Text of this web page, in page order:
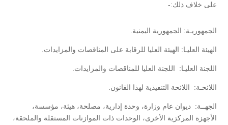
على خلاف ذلك:-
الجمهوريـة: الجمهورية اليمنية.
الهيئة العليـا: الهيئة العليا للرقابة على المناقصات والمزايدات.
اللجنة العليـا: اللجنة العليا للمناقصات والمزايدات.
اللائحـة: اللائحة التنفيذية لهذا القانون.
الجهــة: ديوان عام وزارة، وحدة إدارية، مصلحة، هيئة، مؤسسة،
الأجهزة المركزية الأخرى، الوحدات ذات الموازنات المستقلة والملحقة،